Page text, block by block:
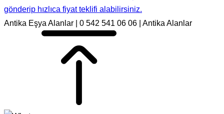
gönderip hızlıca fiyat teklifi alabilirsiniz.
Antika Eşya Alanlar | 0 542 541 06 06 | Antika Alanlar